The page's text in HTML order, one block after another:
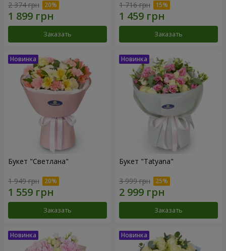
2 374 грн
Заказать
1 716 грн
Заказать
Букет "Светлана"
1 949 грн
Заказать
Букет "Tatyana"
3 999 грн
Заказать